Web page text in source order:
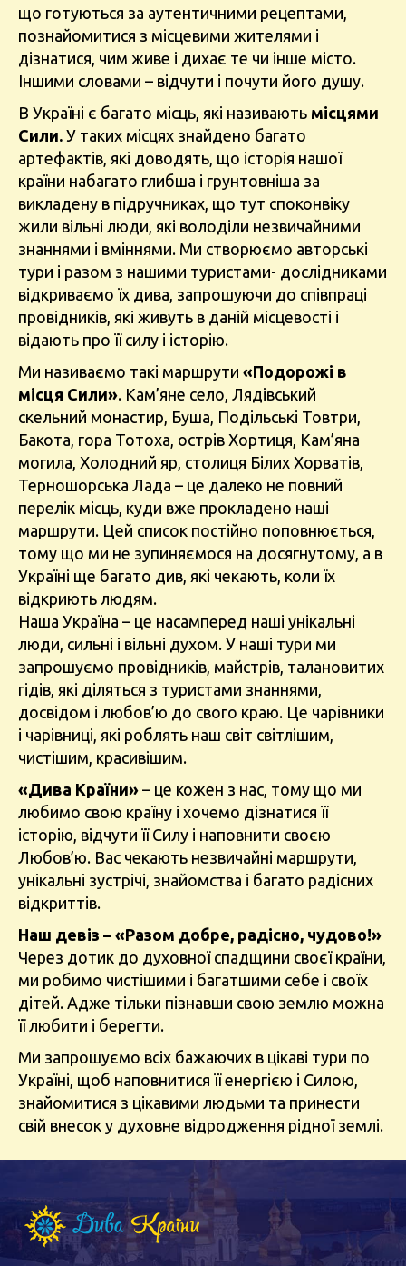
що готуються за аутентичними рецептами,
познайомитися з місцевими жителями і
дізнатися, чим живе і дихає те чи інше місто.
Іншими словами – відчути і почути його душу.
В Україні є багато місць, які називають місцями
Сили. У таких місцях знайдено багато
артефактів, які доводять, що історія нашої
країни набагато глибша і грунтовніша за
викладену в підручниках, що тут споконвіку
жили вільні люди, які володіли незвичайними
знаннями і вміннями. Ми створюємо авторські
тури і разом з нашими туристами- дослідниками
відкриваємо їх дива, запрошуючи до співпраці
провідників, які живуть в даній місцевості і
відають про її силу і історію.
Ми називаємо такі маршрути «Подорожі в
місця Сили». Кам’яне село, Лядівський
скельний монастир, Буша, Подільські Товтри,
Бакота, гора Тотоха, острів Хортиця, Кам’яна
могила, Холодний яр, столиця Білих Хорватів,
Терношорська Лада – це далеко не повний
перелік місць, куди вже прокладено наші
маршрути. Цей список постійно поповнюється,
тому що ми не зупиняємося на досягнутому, а в
Україні ще багато див, які чекають, коли їх
відкриють людям.
Наша Україна – це насамперед наші унікальні
люди, сильні і вільні духом. У наші тури ми
запрошуємо провідників, майстрів, талановитих
гідів, які діляться з туристами знаннями,
досвідом і любов’ю до свого краю. Це чарівники
і чарівниці, які роблять наш світ світлішим,
чистішим, красивішим.
«Дива Країни» – це кожен з нас, тому що ми
любимо свою країну і хочемо дізнатися її
історію, відчути її Силу і наповнити своєю
Любов’ю. Вас чекають незвичайні маршрути,
унікальні зустрічі, знайомства і багато радісних
відкриттів.
Наш девіз – «Разом добре, радісно, чудово!»
Через дотик до духовної спадщини своєї країни,
ми робимо чистішими і багатшими себе і своїх
дітей. Адже тільки пізнавши свою землю можна
її любити і берегти.
Ми запрошуємо всіх бажаючих в цікаві тури по
Україні, щоб наповнитися її енергією і Силою,
знайомитися з цікавими людьми та принести
свій внесок у духовне відродження рідної землі.